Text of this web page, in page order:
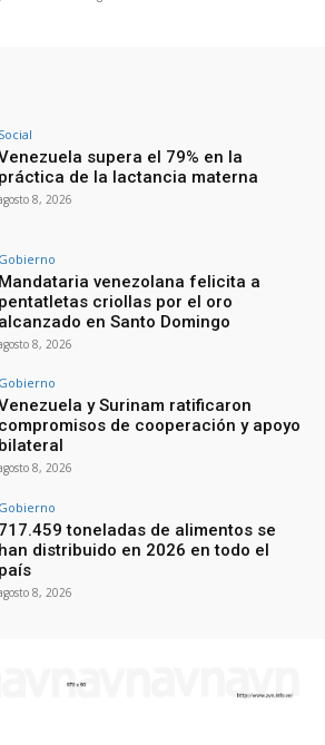
Social
supera el 79% en la
práctica de la lactancia materna
8, 2026
Gobierno
Mandataria venezolana felicita a
pentatletas criollas por el oro
alcanzado en Santo Domingo
8, 2026
Gobierno
y Surinam ratificaron
compromisos de cooperación y apoyo
bilateral
8, 2026
Gobierno
717.459 toneladas de alimentos se
han distribuido en 2026 en todo el
país
8, 2026